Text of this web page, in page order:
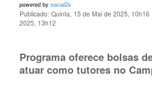
powered by social2s
Publicado: Quinta, 15 de Mai de 2025, 10h16
2025, 13h12
Programa oferece bolsas
atuar como tutores no